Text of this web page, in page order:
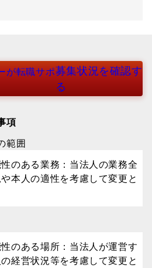
が転職サポ募集状況を確認す
る
項
範囲
のある業務：当法人の業務全
本人の適性を考慮して変更と
のある場所：当法人が運営す
経営状況等を考慮して変更と